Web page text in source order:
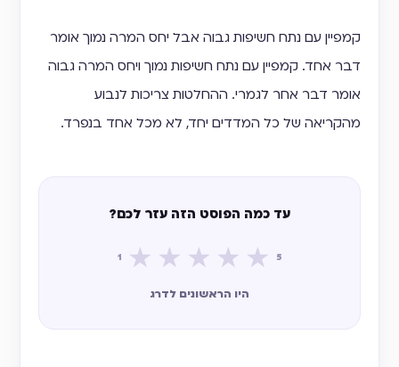
קמפיין עם נתח חשיפות גבוה אבל יחס המרה נמוך אומר
דבר אחד. קמפיין עם נתח חשיפות נמוך ויחס המרה גבוה
אומר דבר אחר לגמרי. ההחלטות צריכות לנבוע
מהקריאה של כל המדדים יחד, לא מכל אחד בנפרד.
עד כמה הפוסט הזה עזר לכם?
1 ★ ★ ★ ★ ★ 5
היו הראשונים לדרג